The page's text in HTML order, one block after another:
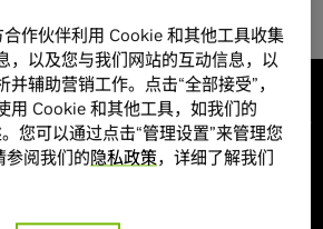
公司信息
资者
作伙伴利用 Cookie 和其他工具收集
，以及您与我们网站的互动信息，以
辅助营销工作。点击“全部接受”，
用 Cookie 和其他工具，如我们的
您可以通过点击“管理设置”来管理您
参阅我们的隐私政策，详细了解我们